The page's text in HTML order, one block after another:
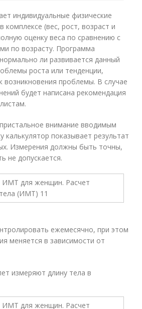
индивидуальные физические
комплексе (вес, рост, возраст и
оценку веса по сравнению с
по возрасту. Программа
ли развивается данный
роста или тенденции,
возникновения проблемы. В случае
будет написана рекомендация
внимание вводимым
калькулятор показывает результат
Измерения должны быть точны,
не допускается.
ежемесячно, при этом
меняется в зависимости от
измеряют длину тела в